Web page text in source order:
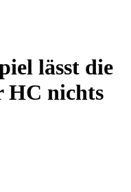
lässt die
HC nichts